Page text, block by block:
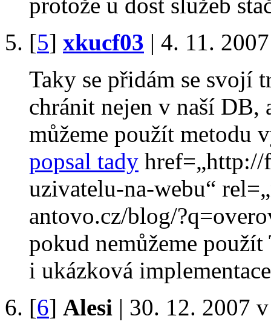
[5] xkucf03 | 4. 11.
Taky se přidám se svojí
chránit nejen v naší
můžeme použít metodu
popsal tady href=„http://­
uzivatelu-na-webu“
antovo.cz/blog/
pokud nemůžeme
i ukázková
[6] Alesi | 30. 12. 2007